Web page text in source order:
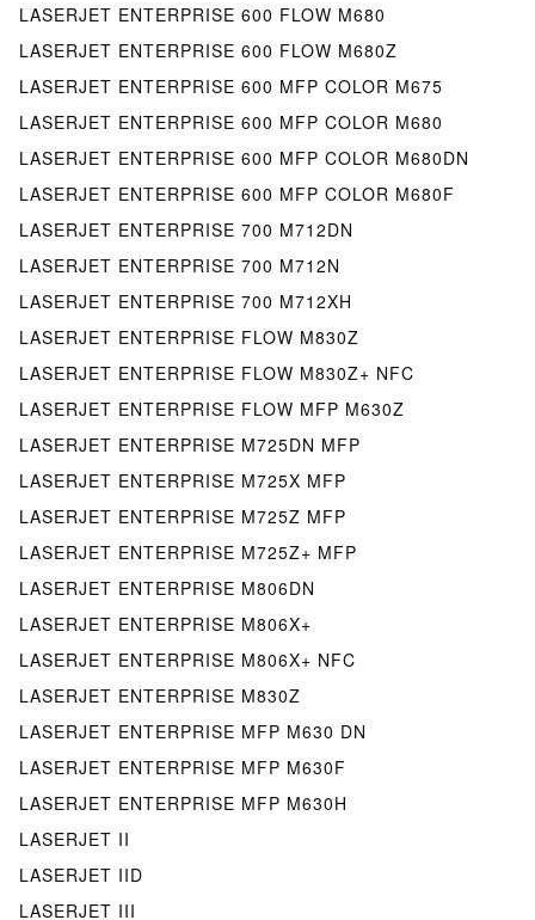
LASERJET ENTERPRISE 600 FLOW M680
LASERJET ENTERPRISE 600 FLOW M680Z
LASERJET ENTERPRISE 600 MFP COLOR M675
LASERJET ENTERPRISE 600 MFP COLOR M680
LASERJET ENTERPRISE 600 MFP COLOR M680DN
LASERJET ENTERPRISE 600 MFP COLOR M680F
LASERJET ENTERPRISE 700 M712DN
LASERJET ENTERPRISE 700 M712N
LASERJET ENTERPRISE 700 M712XH
LASERJET ENTERPRISE FLOW M830Z
LASERJET ENTERPRISE FLOW M830Z+ NFC
LASERJET ENTERPRISE FLOW MFP M630Z
LASERJET ENTERPRISE M725DN MFP
LASERJET ENTERPRISE M725X MFP
LASERJET ENTERPRISE M725Z MFP
LASERJET ENTERPRISE M725Z+ MFP
LASERJET ENTERPRISE M806DN
LASERJET ENTERPRISE M806X+
LASERJET ENTERPRISE M806X+ NFC
LASERJET ENTERPRISE M830Z
LASERJET ENTERPRISE MFP M630 DN
LASERJET ENTERPRISE MFP M630F
LASERJET ENTERPRISE MFP M630H
LASERJET II
LASERJET IID
LASERJET III